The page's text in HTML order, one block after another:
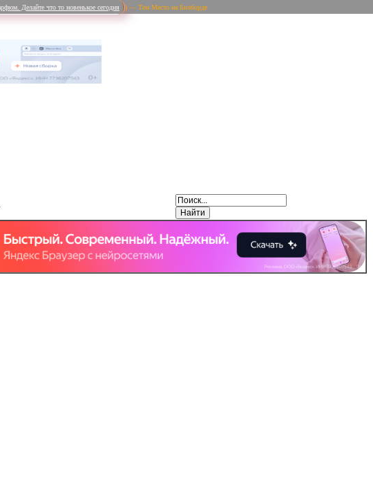
Делайте что то новенькое сегодня ) — Тем Место на Билборде
Sina Weibo
Surfingbird
Tencent Weibo